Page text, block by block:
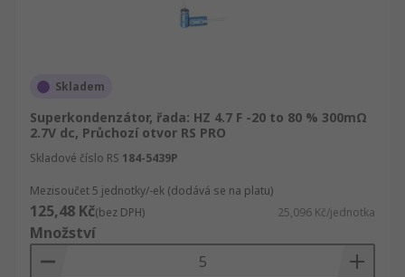
Skladem
Superkondenzátor, řada: HZ 4.7 F -20 to 80 % 300mΩ
2.7V dc, Průchozí otvor RS PRO
Skladové číslo RS 184-5439P
Mezisoučet 5 jednotky/-ek (dodává se na platu)
125,48 Kč(bez DPH) 25,096 Kč/jednotka
Množství